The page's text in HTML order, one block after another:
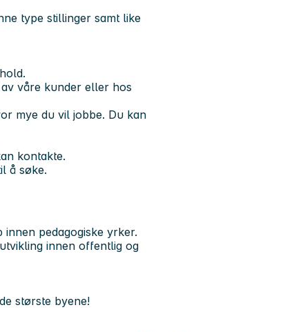
type stillinger samt like
våre kunder eller hos
mye du vil jobbe. Du kan
kontakte.
å søke.
innen pedagogiske yrker.
innen offentlig og
største byene!